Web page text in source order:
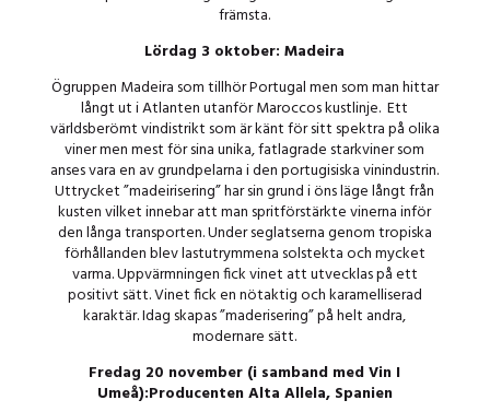
främsta.
Lördag 3 oktober: Madeira
Ögruppen Madeira som tillhör Portugal men som man hittar
långt ut i Atlanten utanför Maroccos kustlinje. Ett
världsberömt vindistrikt som är känt för sitt spektra på olika
viner men mest för sina unika, fatlagrade starkviner som
anses vara en av grundpelarna i den portugisiska vinindustrin.
Uttrycket ”madeirisering” har sin grund i öns läge långt från
kusten vilket innebar att man spritförstärkte vinerna inför
den långa transporten. Under seglatserna genom tropiska
förhållanden blev lastutrymmena solstekta och mycket
varma. Uppvärmningen fick vinet att utvecklas på ett
positivt sätt. Vinet fick en nötaktig och karamelliserad
karaktär. Idag skapas ”maderisering” på helt andra,
modernare sätt.
Fredag 20 november (i samband med Vin I
Umeå):Producenten Alta Allela, Spanien